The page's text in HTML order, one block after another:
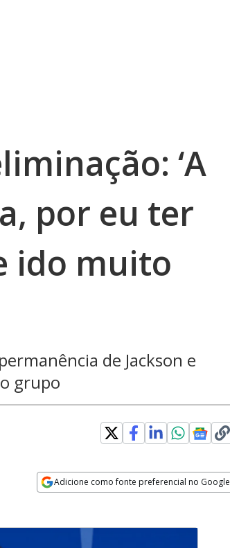
‘A
por eu ter
ido muito
de Jackson e
grupo
Adicione como fonte preferencial no Google